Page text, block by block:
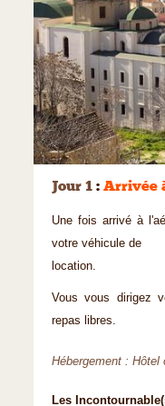
Jour 1 : Arrivée
Une fois arrivé à
votre véhicule de
location.
Vous vous dirigez
repas libres.
Hébergement : Hôtel
Les